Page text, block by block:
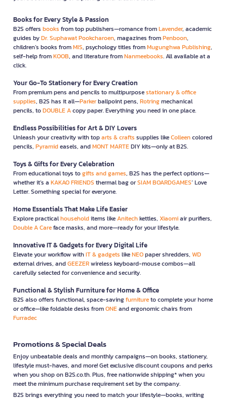
Books for Every Style & Passion
B2S offers books from top publishers—romance fromLavender, academic
guides byDr. Suphawat Pookcharoen, magazines fromPenboon,
children’s books fromMIS, psychology titles fromMugunghwa Publishing,
self-help fromKOOB, and literature fromNanmeebooks. All available at a
click.
Your Go-To Stationery for Every Creation
From premium pens and pencils to multipurposestationary & office
supplies, B2S has it all—Parkerballpoint pens, Rotringmechanical
pencils, toDOUBLE Acopy paper. Everything you need in one place.
Endless Possibilities for Art & DIY Lovers
Unleash your creativity with toparts & crafts supplies likeColleencolored
pencils, Pyramideasels, andMONT MARTEDIY kits—only at B2S.
Toys & Gifts for Every Celebration
From educational toys togifts and games, B2S has the perfect options—
whether it’s a KAKAO FRIENDS thermal bag orSIAM BOARDGAMES’ Love
Letter. Something special for everyone.
Home Essentials That Make Life Easier
Explore practicalhouseholditems likeAnitechkettles, Xiaomiair purifiers,
Double A Careface masks, and more—ready for your lifestyle.
Innovative IT & Gadgets for Every Digital Life
Elevate your workflow withIT & gadgets likeNEOpaper shredders, WD
external drives, andGEEZERwireless keyboard-mouse combos—all
carefully selected for convenience and security.
Functional & Stylish Furniture for Home & Office
B2S also offers functional, space-savingfurnitureto complete your home
or office—like foldable desks fromONEand ergonomic chairs from
Furradec
Promotions & Special Deals
Enjoy unbeatable deals and monthly campaigns—on books, stationery,
lifestyle must-haves, and more! Get exclusive discount coupons and perks
when you shop on B2S.co.th. Plus, free nationwide shipping* when you
meet the minimum purchase requirement set by the company.
B2S brings everything you need to match your lifestyle—books, writing